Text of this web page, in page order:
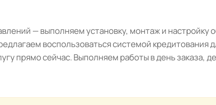
— выполняем установку, монтаж и настройку
воспользоваться системой кредитования
прямо сейчас. Выполняем работы в день заказа,